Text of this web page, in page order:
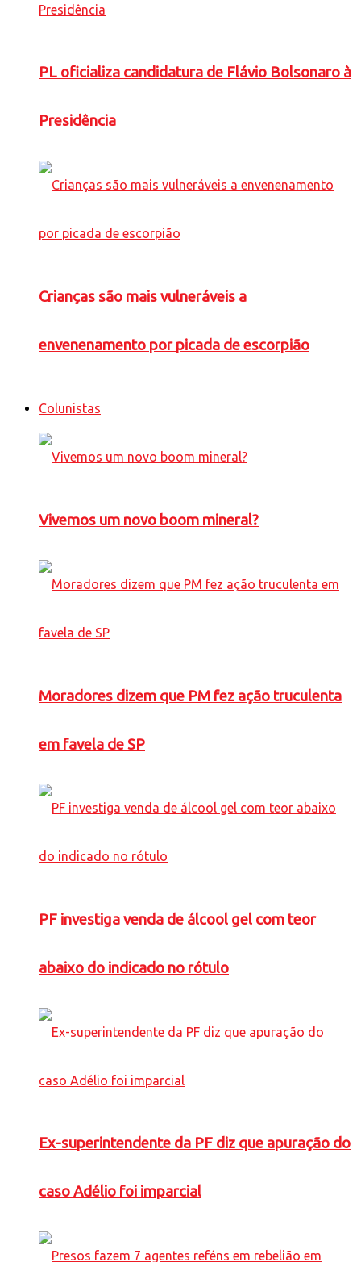
PL oficializa candidatura de Flávio Bolsonaro à
Presidência
Crianças são mais vulneráveis a
envenenamento por picada de escorpião
Colunistas
Vivemos um novo boom mineral?
Moradores dizem que PM fez ação truculenta
em favela de SP
PF investiga venda de álcool gel com teor
abaixo do indicado no rótulo
Ex-superintendente da PF diz que apuração do
caso Adélio foi imparcial